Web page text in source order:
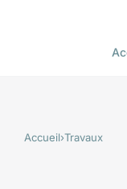
Accueil›Travaux